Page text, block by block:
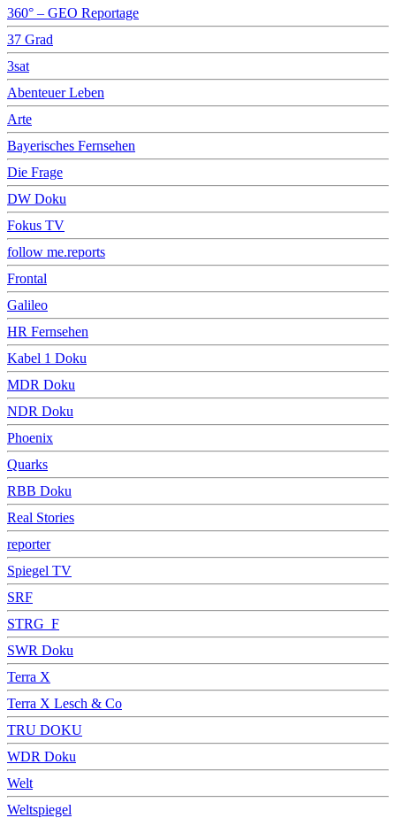
360° – GEO Reportage
37 Grad
3sat
Abenteuer Leben
Arte
Bayerisches Fernsehen
Die Frage
DW Doku
Fokus TV
follow me.reports
Frontal
Galileo
HR Fernsehen
Kabel 1 Doku
MDR Doku
NDR Doku
Phoenix
Quarks
RBB Doku
Real Stories
reporter
Spiegel TV
SRF
STRG_F
SWR Doku
Terra X
Terra X Lesch & Co
TRU DOKU
WDR Doku
Welt
Weltspiegel